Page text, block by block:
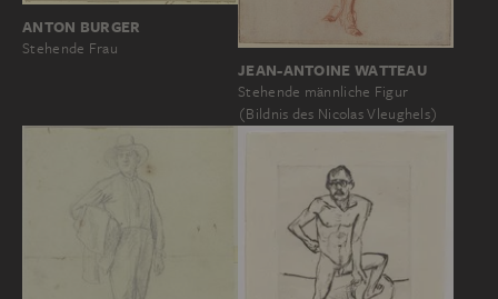
ANTON BURGER
Stehende Frau
JEAN-ANTOINE WATTEAU
Stehende männliche Figur
(Bildnis des Nicolas Vleughels)